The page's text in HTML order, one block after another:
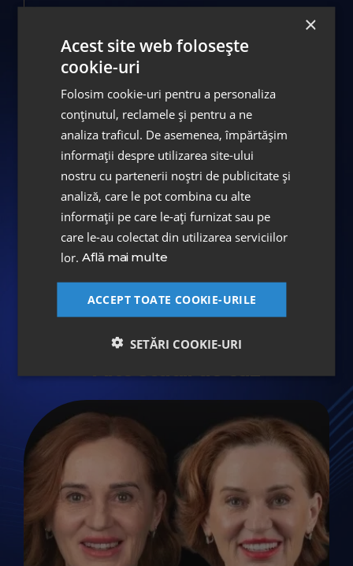
EXCLUSIVE EMS Airflow
Tratamentul ghidat al plăcii bacteriene
Amprentă digitală cu scanner instraoral
Trios 3Shape
Straumann Pro Arch
4 implanturi dentare Roxolid SLActive
Extracție dinte parodontic mobil
Anxioliză intravenoasă conștientă
Lucrare protetică finală de tip All-on-4
infrastructură din TITAN cu coroane
×
Acest site web folosește
cookie-uri
Folosim cookie-uri pentru a personaliza
conținutul, reclamele și pentru a ne
analiza traficul. De asemenea, împărtășim
informații despre utilizarea site-ului
nostru cu partenerii noștri de publicitate și
analiză, care le pot combina cu alte
informații pe care le-ați furnizat sau pe
care le-au colectat din utilizarea serviciilor
lor.Află mai multe
ACCEPT TOATE COOKIE-URILE
SETĂRI COOKIE-URI